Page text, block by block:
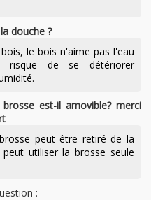
douche ?
le bois n'aime pas l'eau
risque de se détériorer
est-il amovible? merci
peut être retiré de la
utiliser la brosse seule
: